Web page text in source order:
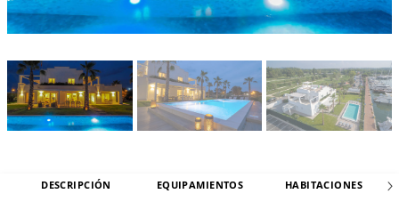
DESCRIPCIÓN EQUIPAMIENTOS HABITACIONES